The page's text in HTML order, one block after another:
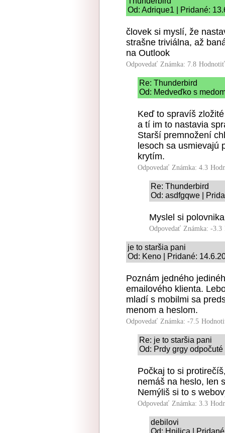
Od: Adrique1 | Pridané:
človek si myslí, že
strašne triviálna, až
na Outlook
Odpovedať Známka: 7.8
Re: Thunderbird
Od: Medveďko s
Keď to spravíš
a tí im to nastavia
Starší premnožení
lesoch sa usmievajú
krytím.
Odpovedať Známka: 4.3
Re: Thunderbird
Od: asdfgqwe |
Myslel si
Odpovedať Známka: -3.3
je to staršia pani
Od: Keno | Pridané:
Poznám jedného
emailového klienta.
mladí s mobilmi sa
menom a heslom.
Odpovedať Známka: -7.5
Re: je to staršia pani
Od: Prdy grgy
Počkaj to si
nemáš na heslo, len
Nemýliš si to s
Odpovedať Známka: 3.3
debilovi
Od: Hnilica |